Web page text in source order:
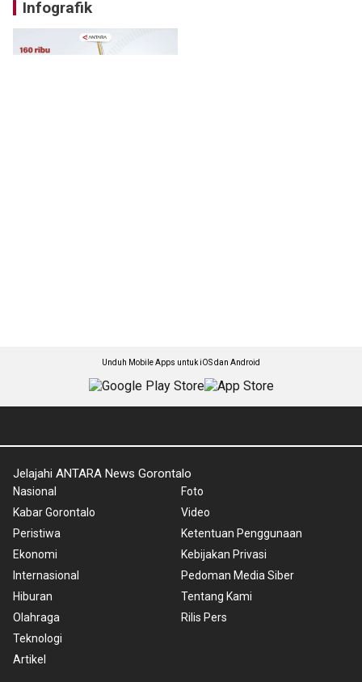
Infografik
Unduh Mobile Apps untuk iOS dan Android
Jelajahi ANTARA News Gorontalo
Nasional
Kabar Gorontalo
Peristiwa
Ekonomi
Internasional
Hiburan
Olahraga
Teknologi
Artikel
Foto
Video
Ketentuan Penggunaan
Kebijakan Privasi
Pedoman Media Siber
Tentang Kami
Rilis Pers